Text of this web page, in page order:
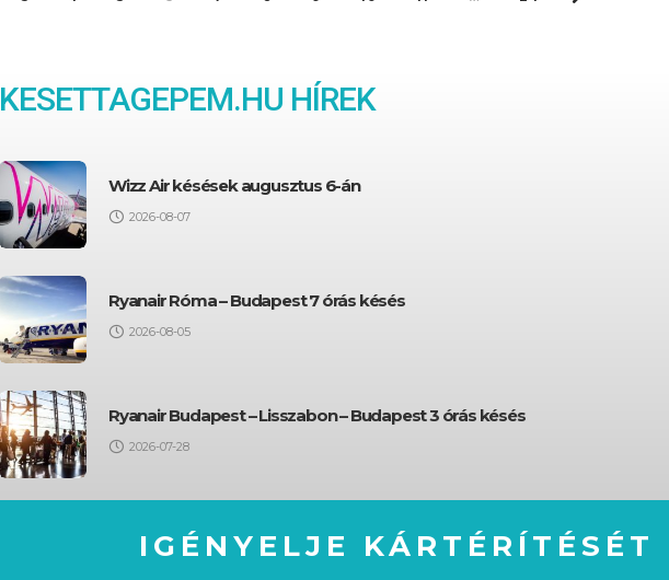
KESETTAGEPEM.HU HÍREK
Wizz Air késések augusztus 6-án
2026-08-07
Ryanair Róma – Budapest 7 órás késés
2026-08-05
Ryanair Budapest – Lisszabon – Budapest 3 órás késés
2026-07-28
IGÉNYELJE KÁRTÉRÍTÉSÉT